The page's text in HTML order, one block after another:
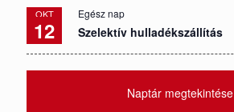
OKT
12
Egész nap
Szelektív hulladékszállítás
Naptár megtekintése